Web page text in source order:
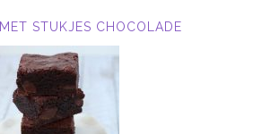
STUKJES CHOCOLADE